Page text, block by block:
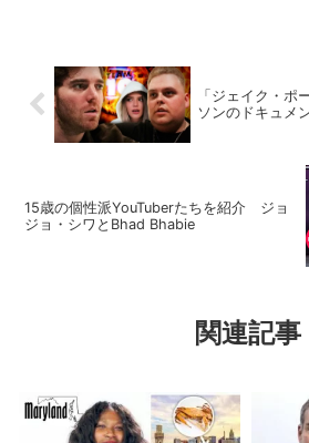
「ジェイク・ポ
ソンのドキュメ
15歳の個性派YouTuberたちを紹介 ジョ
ジョ・シワとBhad Bhabie
関連記事